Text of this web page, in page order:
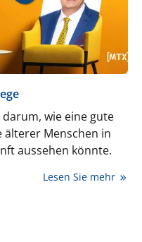
wie eine gute
älterer Menschen in
aussehen könnte.
Lesen Sie mehr